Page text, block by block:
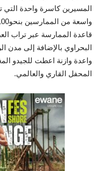
قاعدة الممارسة عبر تراب
البحراوي بالإضافة إلى مدن
واعدة وازنة اعطت للجيدو
المحفل القاري والعالمي.